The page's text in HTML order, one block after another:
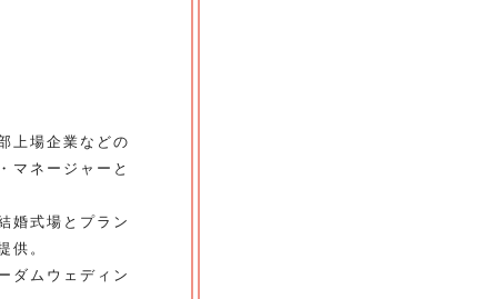
上場企業などの
マネージャーと
婚式場とプラン
供。
ダムウェディン